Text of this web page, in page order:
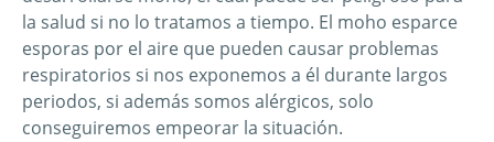
la salud si no lo tratamos a tiempo. El moho esparce
esporas por el aire que pueden causar problemas
respiratorios si nos exponemos a él durante largos
periodos, si además somos alérgicos, solo
conseguiremos empeorar la situación.